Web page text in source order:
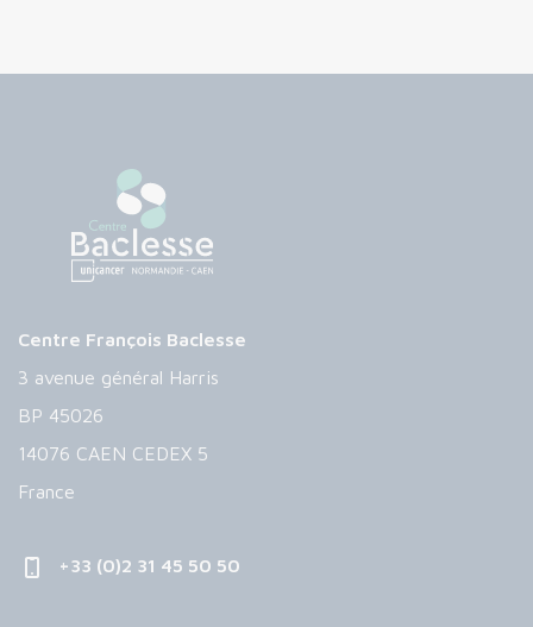
Centre François Baclesse
3 avenue général Harris
BP 45026
14076 CAEN CEDEX 5
France
+33 (0)2 31 45 50 50